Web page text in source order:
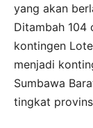
yang akan
Ditambah 104
kontingen
menjadi
Sumbawa
tingkat